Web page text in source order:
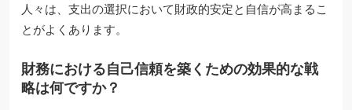
人々は、支出の選択において財政的安定と自信が高まるこ
とがよくあります。
財務における自己信頼を築くための効果的な戦
略は何ですか？